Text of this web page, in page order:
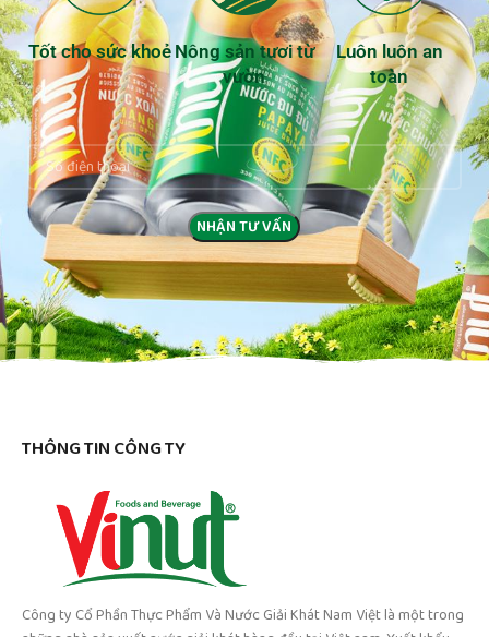
Tốt cho sức khoẻ Nông sản tươi từ
vườn
Luôn luôn an
toàn
THÔNG TIN CÔNG TY
Công ty Cổ Phần Thực Phẩm Và Nước Giải Khát Nam Việt là một trong